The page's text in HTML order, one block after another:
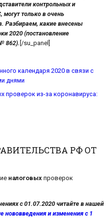
контрольных и
только в очень
Разбираем, какие внесены
2020 (постановление
862). [/su_panel]
календаря 2020 в связи с
днями
проверок из-за коронавируса:
РФ ОТ
налоговых проверок
с 01.07.2020 читайте в нашей
нововведения и изменения с 1